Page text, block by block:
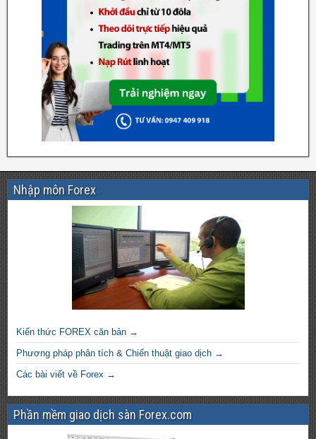
Nhập môn Forex
Kiến thức FOREX căn bản →
Phương pháp phân tích & Chiến thuật giao dịch →
Các bài viết về Forex →
Phần mềm giao dịch sàn Forex.com